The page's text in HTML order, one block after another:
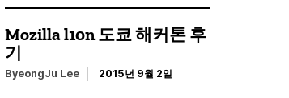
Mozilla l10n 도쿄 해커톤 후
기
ByeongJu Lee 2015년 9월 2일